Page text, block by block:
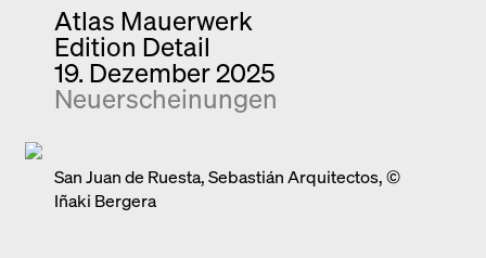
Kategorien
Interview
Kurznotizen
Monografien
Entdeckungen
Info
Newsletter
Kontakt
Atlas Mauerwerk
Edition Detail
19. Dezember 2025
Neuerscheinungen
San Juan de Ruesta, Sebastián Arquitectos, ©
Iñaki Bergera